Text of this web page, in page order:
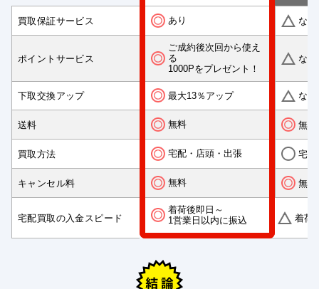
買取保証サービス あり なし
ポイントサービス
ご成約後次回から使え
る
1000Pをプレゼント！
なし
下取交換アップ 最大13％アップ なし
送料 無料 無料
買取方法 宅配・店頭・出張 宅配
キャンセル料 無料 無料
宅配買取の入金スピード
着荷後即日～
1営業日以内に振込
着荷